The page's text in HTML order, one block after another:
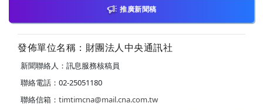
推廣新聞稿
發佈單位名稱：財團法人中央通訊社
新聞聯絡人：訊息服務核稿員
聯絡電話：02-25051180
聯絡信箱： timtimcna@mail.cna.com.tw